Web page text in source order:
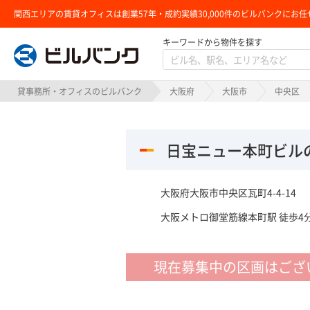
関西エリアの賃貸オフィスは創業57年・成約実績30,000件のビルバンクにお任
ビルバンク
キーワードから物件を探す
貸事務所・オフィスのビルバンク 大阪府 大阪市 中央区
日宝ニュー本町ビル
大阪府大阪市中央区瓦町4-4-14
大阪メトロ御堂筋線本町駅 徒歩4
現在募集中の区画はご